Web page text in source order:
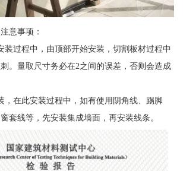
意事项：
装过程中，由顶部开始安装，切割板材过程中
。量取尺寸务必在2之间的误差，否则会造成
，在此安装过程中，如有使用阴角线、踢脚
套线等，先安装集成墙面，再安装线条。